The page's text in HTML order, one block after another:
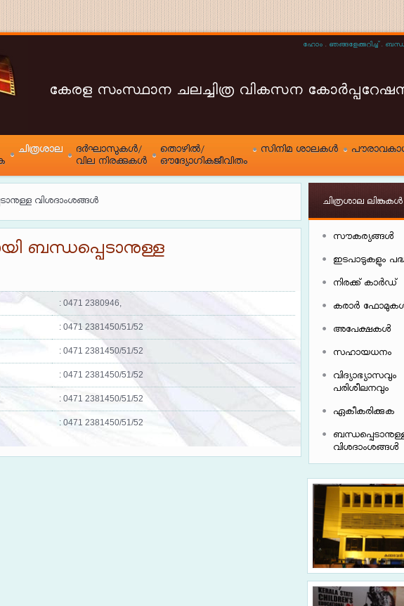
കേരള സംസ്ഥാന ചലച്ചിത്ര വികസന
ഹോം . ഞങ്ങളേക്കുറിച്ച്.
ചിത്രശാല
ദർഘാസുകൾ/
വില നിരക്കുകൾ
തൊഴിൽ/
ഔദ്യോഗികജീവിതം
സിനിമ ശാലകൾ
വിശദാംശങ്ങൾ
ബന്ധപ്പെടാനുള്ള
: 0471 2380946,
: 0471 2381450/51/52
: 0471 2381450/51/52
: 0471 2381450/51/52
: 0471 2381450/51/52
: 0471 2381450/51/52
ചിത്രശാല ലിങ്കുകൾ
സൗകര്യങ്ങൾ
ഇടപാടുകളും
നിരക്ക് കാർഡ്
കരാർ
അപേക്ഷകൾ
സഹായധനം
വിദ്യാഭ്യാസവും
പരിശീലനവും
ഏകീകരിക്കുക
വിശദാംശങ്ങൾ
കലാഭവൻ